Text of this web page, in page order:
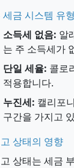
세금 시스템 유형
소득세 없음: 알
는 주 소득세가
단일 세율: 콜로
적용합니다.
누진세: 캘리포
구간을 가지고
상태의 영향
상태는 세금